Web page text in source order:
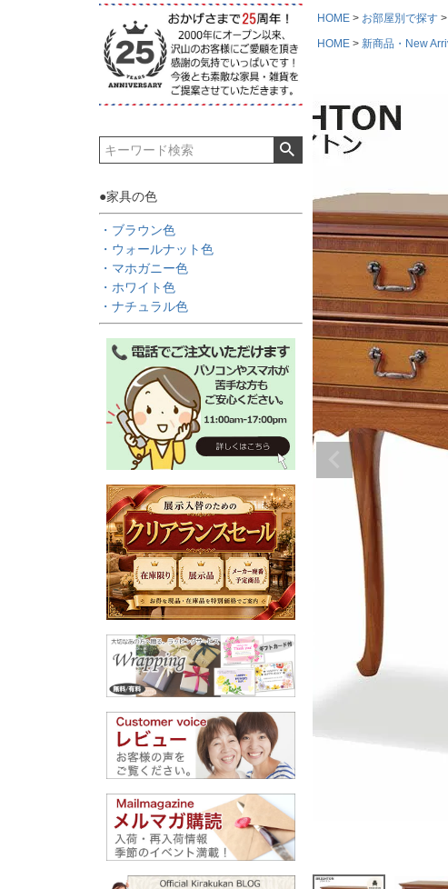
●家具の色
・ブラウン色
・ウォールナット色
・マホガニー色
・ホワイト色
・ナチュラル色
HOME
お部屋別で探す
HOME
新商品・New